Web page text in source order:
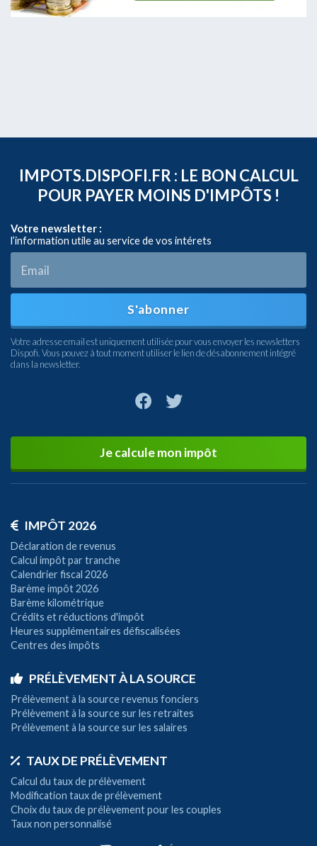
IMPOTS.DISPOFI.FR : LE BON CALCUL
POUR PAYER MOINS D'IMPÔTS !
Votre newsletter :
l’information utile au service de vos intérets
S'abonner
Votre adresse email est uniquement utilisée pour vous envoyer les newsletters
Dispofi. Vous pouvez à tout moment utiliser le lien de désabonnement intégré
dans la newsletter.
Je calcule mon impôt
IMPÔT 2026
Déclaration de revenus
Calcul impôt par tranche
Calendrier fiscal 2026
Barème impôt 2026
Barème kilométrique
Crédits et réductions d'impôt
Heures supplémentaires défiscalisées
Centres des impôts
PRÉLÈVEMENT À LA SOURCE
Prélèvement à la source revenus fonciers
Prélèvement à la source sur les retraites
Prélèvement à la source sur les salaires
TAUX DE PRÉLÈVEMENT
Calcul du taux de prélèvement
Modification taux de prélèvement
Choix du taux de prélèvement pour les couples
Taux non personnalisé